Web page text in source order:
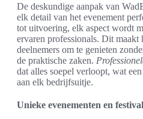
De deskundige aanpak van
elk detail van het evenement
tot uitvoering, elk aspect wordt
ervaren professionals. Dit
deelnemers om te genieten
de praktische zaken.
dat alles soepel verloopt, wat
aan elk bedrijfsuitje.
Unieke evenementen en